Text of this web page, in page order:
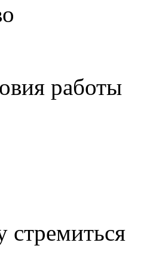
работы
стремиться